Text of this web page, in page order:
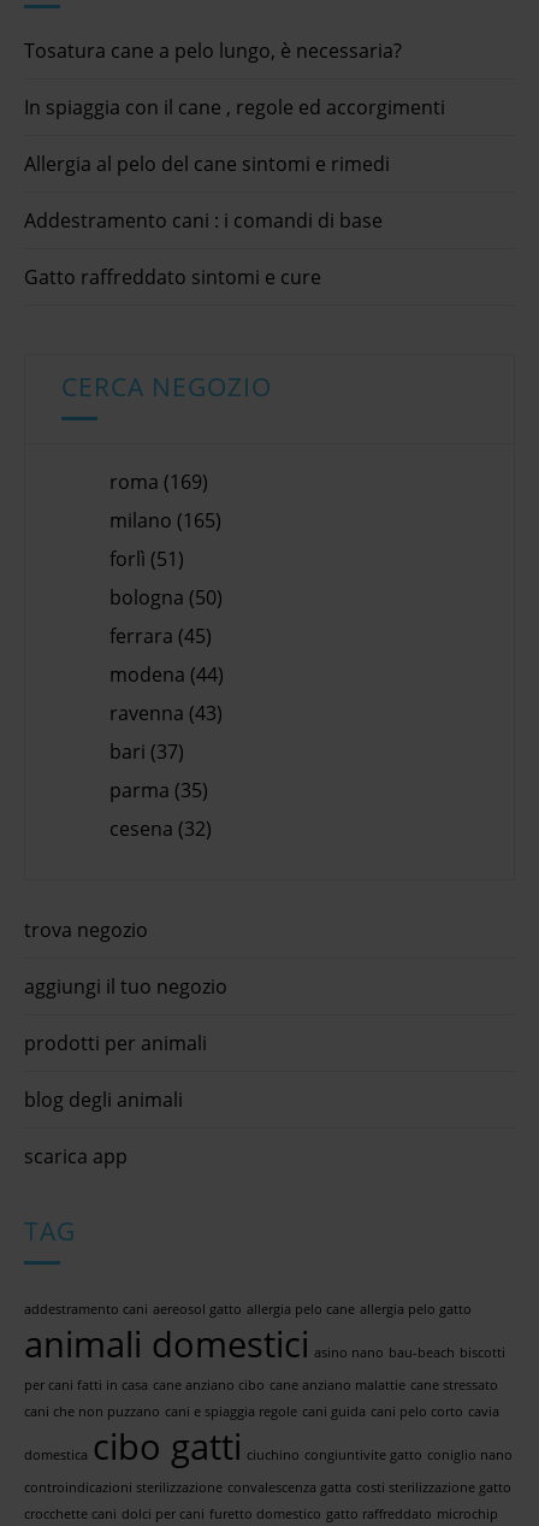
Tosatura cane a pelo lungo, è necessaria?
In spiaggia con il cane , regole ed accorgimenti
Allergia al pelo del cane sintomi e rimedi
Addestramento cani : i comandi di base
Gatto raffreddato sintomi e cure
CERCA NEGOZIO
roma (169)
milano (165)
forlì (51)
bologna (50)
ferrara (45)
modena (44)
ravenna (43)
bari (37)
parma (35)
cesena (32)
trova negozio
aggiungi il tuo negozio
prodotti per animali
blog degli animali
scarica app
TAG
addestramento cani aereosol gatto allergia pelo cane allergia pelo gatto
animali domestici asino nano bau-beach biscotti
per cani fatti in casa cane anziano cibo cane anziano malattie cane stressato
cani che non puzzano cani e spiaggia regole cani guida cani pelo corto cavia
domestica cibo gatti ciuchino congiuntivite gatto coniglio nano
controindicazioni sterilizzazione convalescenza gatta costi sterilizzazione gatto
crocchette cani dolci per cani furetto domestico gatto raffreddato microchip